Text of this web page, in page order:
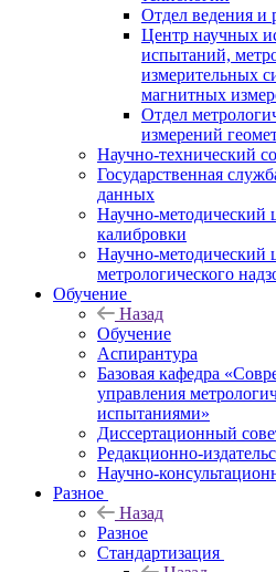
Отдел ведения
Центр научных
испытаний,
измерительных
магнитных
Отдел
измерений
Научно-технический
Государственная
данных
Научно-методический
калибровки
Научно-методический
метрологического
Обучение
Назад
Обучение
Аспирантура
Базовая кафедра
управления
испытаниями»
Диссертационный
Редакционно-
Научно-
Разное
Назад
Разное
Стандартизация